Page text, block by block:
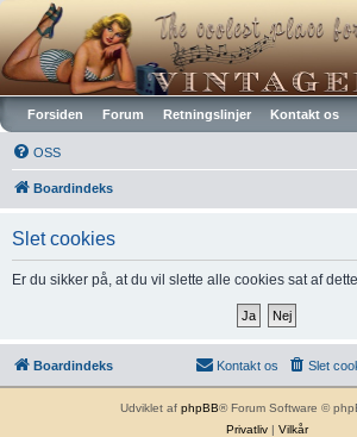
Vintagehifi.dk
Forsiden Forum Retningslinjer Kontakt os
OSS
Boardindeks
Slet cookies
Er du sikker på, at du vil slette alle cookies sat af
Boardindeks Slet
Kontakt os
Udviklet af phpBB® Forum Software ©
Privatliv| Vilkår